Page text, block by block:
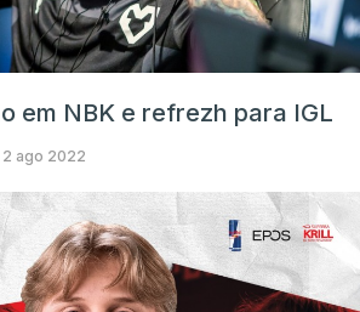
em NBK e refrezh para IGL
2 ago 2022